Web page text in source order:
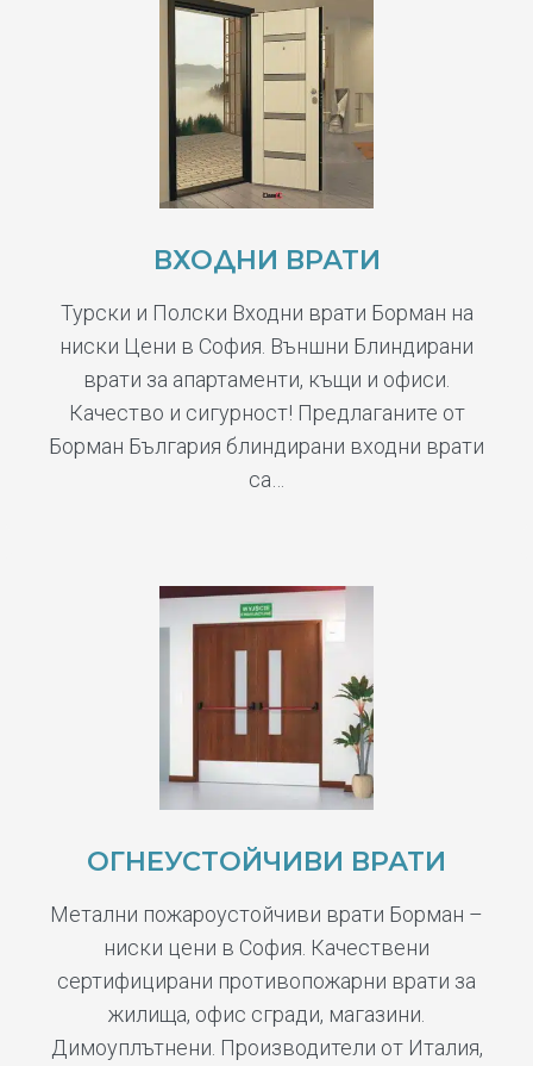
ВХОДНИ ВРАТИ
Турски и Полски Входни врати Борман на
ниски Цени в София. Външни Блиндирани
врати за апартаменти, къщи и офиси.
Качество и сигурност! Предлаганите от
Борман България блиндирани входни врати
са…
ОГНЕУСТОЙЧИВИ ВРАТИ
Метални пожароустойчиви врати Борман –
ниски цени в София. Качествени
сертифицирани противопожарни врати за
жилища, офис сгради, магазини.
Димоуплътнени. Производители от Италия,